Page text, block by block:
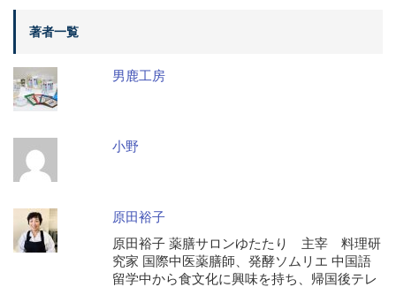
著者一覧
男鹿工房
小野
原田裕子
原田裕子 薬膳サロンゆたたり 主宰 料理研
究家 国際中医薬膳師、発酵ソムリエ 中国語
留学中から食文化に興味を持ち、帰国後テレ